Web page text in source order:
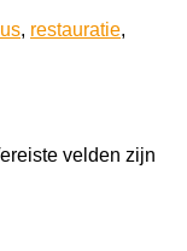
, restauratie,
velden zijn